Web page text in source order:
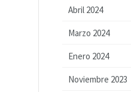
Abril 2024
Marzo 2024
Enero 2024
Noviembre 2023